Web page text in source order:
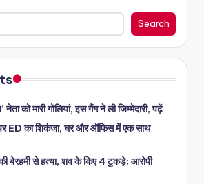
Search
को मारी गोलियां, इस गैंग ने ली जिम्मेदारी, पढ़ें
ED का शिकंजा, घर और ऑफिस में एक साथ
बेरहमी से हत्या, शव के किए 4 टुकड़े; आरोपी